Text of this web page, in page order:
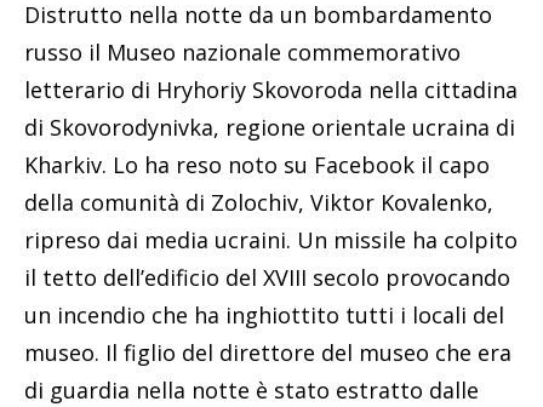
Distrutto nella notte da un bombardamento
russo il Museo nazionale commemorativo
letterario di Hryhoriy Skovoroda nella cittadina
di Skovorodynivka, regione orientale ucraina di
Kharkiv. Lo ha reso noto su Facebook il capo
della comunità di Zolochiv, Viktor Kovalenko,
ripreso dai media ucraini. Un missile ha colpito
il tetto dell’edificio del XVIII secolo provocando
un incendio che ha inghiottito tutti i locali del
museo. Il figlio del direttore del museo che era
di guardia nella notte è stato estratto dalle